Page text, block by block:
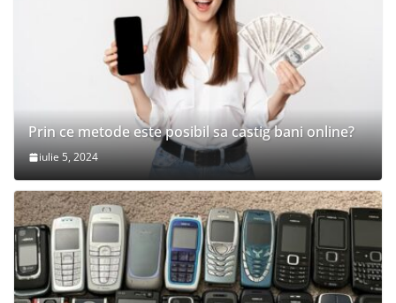
Prin ce metode este posibil sa castig bani online?
iulie 5, 2024